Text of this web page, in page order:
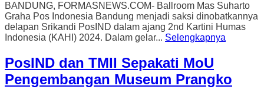
BANDUNG, FORMASNEWS.COM- Ballroom Mas Suharto
Graha Pos Indonesia Bandung menjadi saksi dinobatkannya
delapan Srikandi PosIND dalam ajang 2nd Kartini Humas
Indonesia (KAHI) 2024. Dalam gelar... Selengkapnya
PosIND dan TMII Sepakati MoU
Pengembangan Museum Prangko